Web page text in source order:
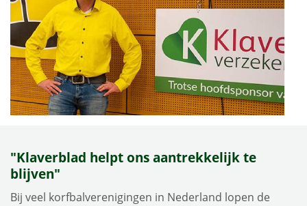
"Klaverblad helpt ons aantrekkelijk te
blijven"
Bij veel korfbalverenigingen in Nederland lopen de